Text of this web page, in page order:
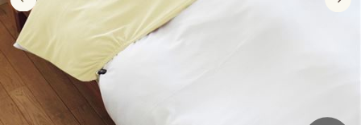
カーテン・ラグ・ファブリック
制服・学生服
ジュニア・ティーンズ下着
大きいサイズ通販すべて
大きいサイズ レディース服
大きいサイズ レディース下着
バーゲン
バーゲンセール
シークレットセール
詳細検索
商品カテゴリ一覧
ジュニア・ティーンズ下着
大きいサイズ レディース服
大きいサイズ レディース下着
大きいサイズ メンズ
バーゲンセール
シークレットセール
詳細検索
商品カテゴリ一覧
カタログ